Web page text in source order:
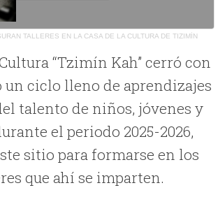
TALLERES EN LA CASA DE LA CULTURA DE TIZIMÍN
“Tzimín Kah” cerró con
un ciclo lleno de aprendizajes
talento de niños, jóvenes y
el periodo 2025-2026,
sitio para formarse en los
que ahí se imparten.